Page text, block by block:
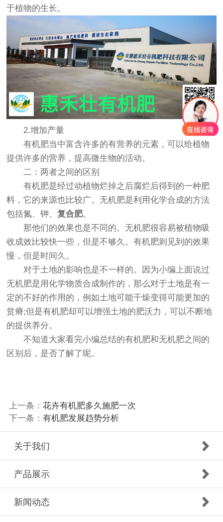
于植物的生长。
2.增加产量
有机肥当中富含许多的有营养的元素，可以给植物
提供许多的营养，提高微生物的活动。
二：两者之间的区别
有机肥是经过动植物烂掉之后腐烂后得到的一种肥
料，它的来源也比较广。无机肥是利用化学合成的方法
包括氮、钾、复合肥。
那他们的效果也是不同的。无机肥很容易被植物吸
收成效比较快一些，但是不够久。有机肥则见到的效果
慢，但是时间久。
对于土地的影响也是不一样的。因为小编上面说过
无机肥是用化学物质合成制作的，那么对于土地是有一
定的不好的作用的，例如土地可能干燥变得可能更加的
贫瘠;但是有机肥却可以增强土地的肥沃力，可以不断地
的提供养分。
不知道大家看完小编总结的有机肥和无机肥之间的
区别后，是否了解了呢。
上一条： 花卉有机肥多久施肥一次
下一条： 有机肥发展趋势分析
关于我们
产品展示
新闻动态